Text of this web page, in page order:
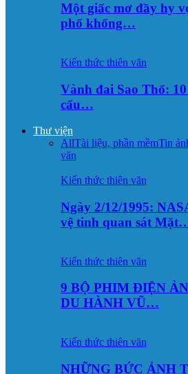
Một giấc mơ đầy hy
phố khổng…
Kiến thức thiên văn
Vành đai Sao Thổ:
cấu…
Thư viện
AllTài liệu, phần mềmTin
văn
Kiến thức thiên văn
Ngày 2/12/1995:
vệ tinh quan sát
Kiến thức thiên văn
9 BỘ PHIM ĐIỆN
DU HÀNH VŨ…
Kiến thức thiên văn
NHỮNG BỨC ẢNH